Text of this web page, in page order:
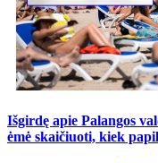
Išgirdę apie Palangos
ėmė skaičiuoti, kiek